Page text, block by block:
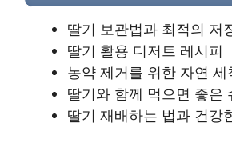
딸기 보관법과 최적의 저
딸기 활용 디저트 레시피
농약 제거를 위한 자연 세
딸기와 함께 먹으면 좋은
딸기 재배하는 법과 건강